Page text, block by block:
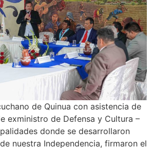
de Quinua con asistencia de
exministro de Defensa y Cultura –
donde se desarrollaron
nuestra Independencia, firmaron el